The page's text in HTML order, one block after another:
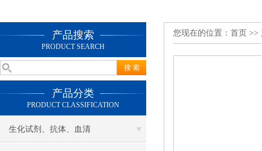
产品搜索
PRODUCT SEARCH
产品分类
PRODUCT CLASSIFICATION
生化试剂、抗体、血清
您现在的位置： 首页 >>